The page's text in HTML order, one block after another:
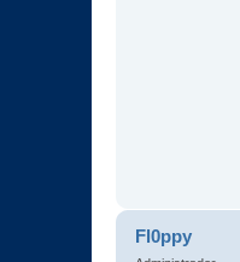
Fl0ppy